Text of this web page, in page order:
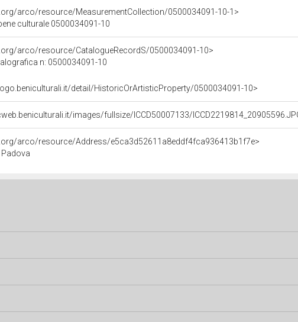
arco/resource/MeasurementCollection/0500034091-10-1>
culturale 0500034091-10
arco/resource/CatalogueRecordS/0500034091-10>
n: 0500034091-10
detail/HistoricOrArtisticProperty/0500034091-10>
images/fullsize/ICCD50007133/
arco/resource/Address/e5ca3d52611a8eddf4fca936413b1f7e>
Padova